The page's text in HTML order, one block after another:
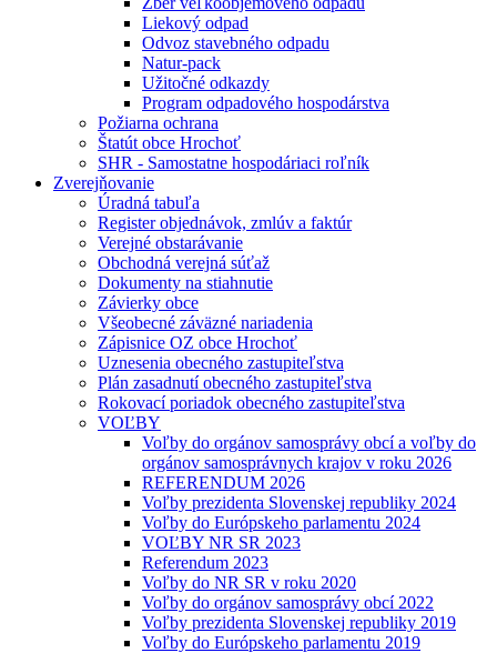
Liekový odpad
Odvoz stavebného odpadu
Natur-pack
Užitočné odkazdy
Program odpadového hospodárstva
Požiarna ochrana
Štatút obce Hrochoť
SHR - Samostatne hospodáriaci roľník
Zverejňovanie
Úradná tabuľa
Register objednávok, zmlúv a faktúr
Verejné obstarávanie
Obchodná verejná súťaž
Dokumenty na stiahnutie
Závierky obce
Všeobecné záväzné nariadenia
Zápisnice OZ obce Hrochoť
Uznesenia obecného zastupiteľstva
Plán zasadnutí obecného zastupiteľstva
Rokovací poriadok obecného zastupiteľstva
VOĽBY
Voľby do orgánov samosprávy obcí a voľby do
orgánov samosprávnych krajov v roku 2026
REFERENDUM 2026
Voľby prezidenta Slovenskej republiky 2024
Voľby do Európskeho parlamentu 2024
VOĽBY NR SR 2023
Referendum 2023
Voľby do NR SR v roku 2020
Voľby do orgánov samosprávy obcí 2022
Voľby prezidenta Slovenskej republiky 2019
Voľby do Európskeho parlamentu 2019